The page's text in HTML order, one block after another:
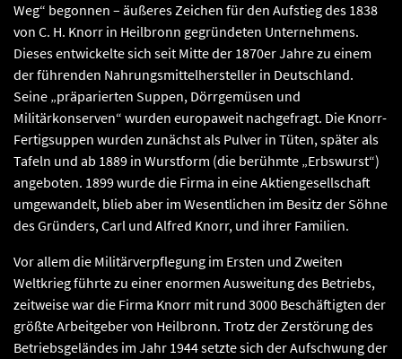
Weg“ begonnen – äußeres Zeichen für den Aufstieg des 1838
von C. H. Knorr in Heilbronn gegründeten Unternehmens.
Dieses entwickelte sich seit Mitte der 1870er Jahre zu einem
der führenden Nahrungsmittelhersteller in Deutschland.
Seine „präparierten Suppen, Dörrgemüsen und
Militärkonserven“ wurden europaweit nachgefragt. Die Knorr-
Fertigsuppen wurden zunächst als Pulver in Tüten, später als
Tafeln und ab 1889 in Wurstform (die berühmte „Erbswurst“)
angeboten. 1899 wurde die Firma in eine Aktiengesellschaft
umgewandelt, blieb aber im Wesentlichen im Besitz der Söhne
des Gründers, Carl und Alfred Knorr, und ihrer Familien.
Vor allem die Militärverpflegung im Ersten und Zweiten
Weltkrieg führte zu einer enormen Ausweitung des Betriebs,
zeitweise war die Firma Knorr mit rund 3000 Beschäftigten der
größte Arbeitgeber von Heilbronn. Trotz der Zerstörung des
Betriebsgeländes im Jahr 1944 setzte sich der Aufschwung der